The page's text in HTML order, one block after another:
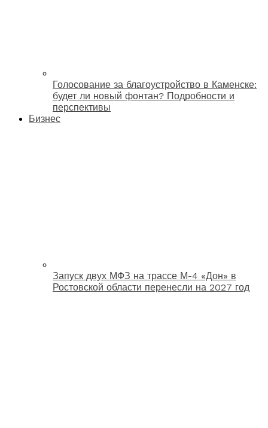
Голосование за благоустройство в Каменске:
будет ли новый фонтан? Подробности и
перспективы
Бизнес
Запуск двух МФЗ на трассе М-4 «Дон» в
Ростовской области перенесли на 2027 год